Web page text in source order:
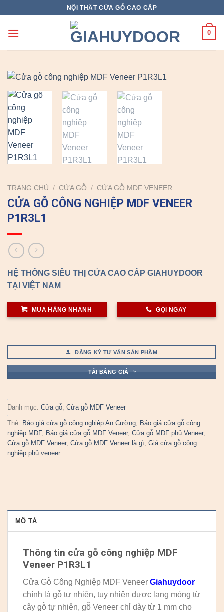
content
NỘI THẤT CỬA GỖ CAO CẤP
0
TRANG CHỦ / CỬA GỖ / CỬA GỖ MDF VENEER
CỬA GỖ CÔNG NGHIỆP MDF VENEER
P1R3L1
HỆ THỐNG SIÊU THỊ CỬA CAO CẤP GIAHUYDOOR
TẠI VIỆT NAM
MUA HÀNG NHANH GỌI NGAY
ĐĂNG KÝ TƯ VẤN SẢN PHẨM
TẢI BẢNG GIÁ
Danh mục: Cửa gỗ, Cửa gỗ MDF Veneer
Thẻ: Báo giá cửa gỗ công nghiệp An Cường, Báo giá cửa gỗ công
nghiệp MDF, Báo giá cửa gỗ MDF Veneer, Cửa gỗ MDF phủ Veneer,
Cửa gỗ MDF Veneer, Cửa gỗ MDF Veneer là gì, Giá cửa gỗ công
nghiệp phủ veneer
MÔ TẢ
Thông tin cửa gỗ công nghiệp MDF
Veneer P1R3L1
Cửa Gỗ Công Nghiệp MDF Veneer Giahuydoor
chính là gỗ tự nhiên, tuy nhiên được lạng mỏng từ
cây gỗ tự nhiên, gỗ Veneer chỉ dày từ 1 mm cho